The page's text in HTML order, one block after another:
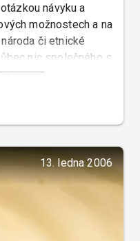
návyku a
možnostech a na
či etnické
nic společného s
až později a
13. ledna 2006